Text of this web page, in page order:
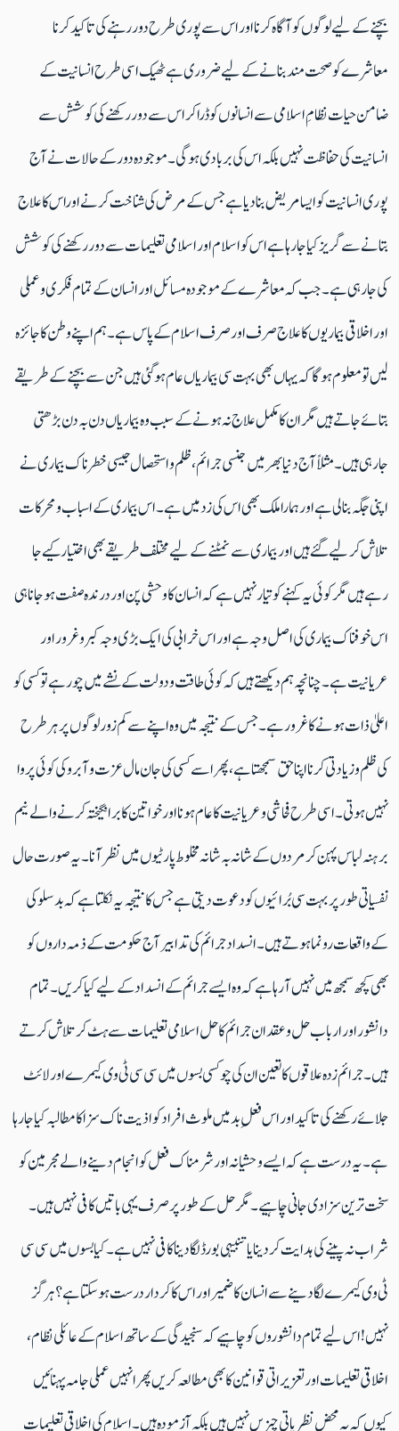
بچنے کے لیے لوگوں کو آگاہ کرنا اور اس سے پوری طرح دور رہنے کی تاکید کرنا
معاشرے کو صحت مند بنانے کے لیے ضروری ہے ٹھیک اسی طرح انسانیت کے
ضامن حیات نظامِ اسلامی سے انسانوں کو ڈرا کراس سے دور رکھنے کی کوشش سے
انسانیت کی حفاظت نہیں بلکہ اس کی بربادی ہوگی۔ موجودہ دور کے حالات نے آج
پوری انسانیت کو ایسا مریض بنا دیا ہے جس کے مرض کی شناخت کرنے اوراس کا علاج
بتانے سے گریز کیا جا رہا ہے اس کو اسلام اور اسلامی تعلیمات سے دور رکھنے کی کوشش
کی جا رہی ہے۔ جب کہ معاشرے کے موجودہ مسائل اور انسان کے تمام فکری وعملی
اور اخلاقی بیماریوں کا علاج صرف اور صرف اسلام کے پاس ہے۔ہم اپنے وطن کا جائزہ
لیں تو معلوم ہوگا کہ یہاں بھی بہت سی بیماریاں عام ہوگئی ہیں جن سے بچنے کے طریقے
بتائے جاتے ہیں مگر ان کا مکمل علاج نہ ہونے کے سبب وہ بیماریاں دن بہ دن بڑھتی
جارہی ہیں۔ مثلاً آج دنیا بھر میں جنسی جرائم، ظلم و استحصال جیسی خطرناک بیماری نے
اپنی جگہ بنالی ہے اور ہمارا ملک بھی اس کی زد میں ہے۔ اس بیماری کے اسباب ومحرکات
تلاش کرلیے گئے ہیں اور بیماری سے نمٹنے کے لیے مختلف طریقے بھی اختیار کیے جا
رہے ہیں مگر کوئی یہ کہنے کو تیار نہیں ہے کہ انسان کا وحشی پن اور درندہ صفت ہو جانا ہی
اس خوفناک بیماری کی اصل وجہ ہے اور اس خرابی کی ایک بڑی وجہ کبر وغرور اور
عریانیت ہے۔ چنانچہ ہم دیکھتے ہیں کہ کوئی طاقت و دولت کے نشے میں چور ہے تو کسی کو
اعلیٰ ذات ہونے کا غرور ہے۔ جس کے نتیجہ میں وہ اپنے سے کم زور لوگوں پر ہر طرح
کی ظلم و زیادتی کرنا اپنا حق سمجھتا ہے، پھر اسے کسی کی جان مال عزت و آبرو کی کوئی پروا
نہیں ہوتی۔ اسی طرح فحاشی و عریانیت کا عام ہونا اور خواتین کا برانگیختہ کرنے والے نیم
برہنہ لباس پہن کر مردوں کے شانہ بہ شانہ مخلوط پارٹیوں میں نظر آنا۔ یہ صورت حال
نفسیاتی طور پر بہت سی بُرائیوں کو دعوت دیتی ہے جس کا نتیجہ یہ نکلتا ہے کہ بدسلوکی
کے واقعات رونما ہوتے ہیں۔ انسدادجرائم کی تدابیر آج حکومت کے ذمہ داروں کو
بھی کچھ سمجھ میں نہیں آ رہا ہے کہ وہ ایسے جرائم کے انسداد کے لیے کیا کریں۔ تمام
دانشور اور ارباب حل وعقد ان جرائم کا حل اسلامی تعلیمات سے ہٹ کر تلاش کرتے
ہیں۔ جرائم زدہ علاقوں کا تعین ان کی چوکسی بسوں میں سی سی ٹی وی کیمرے اور لائٹ
جلائے رکھنے کی تاکید اور اس فعلِ بد میں ملوث افراد کو اذیت ناک سزا کا مطالبہ کیا جا رہا
ہے۔ یہ درست ہے کہ ایسے وحشیانہ اور شرمناک فعل کو انجام دینے والے مجرمین کو
سخت ترین سزا دی جانی چاہیے۔ مگر حل کے طور پر صرف یہی باتیں کافی نہیں ہیں۔
شراب نہ پینے کی ہدایت کر دینا یا تنبیہی بورڈ لگا دینا کافی نہیں ہے۔ کیا بسوں میں سی سی
ٹی وی کیمرے لگا دینے سے انسان کا ضمیر اور اس کا کردار درست ہوسکتا ہے؟ ہرگز
نہیں! اس لیے تمام دانشوروں کو چاہیے کہ سنجیدگی کے ساتھ اسلام کے عائلی نظام،
اخلاقی تعلیمات اور تعزیراتی قوانین کا بھی مطالعہ کریں پھر انہیں عملی جامہ پہنائیں
کیوں کہ یہ محض نظریاتی چیزیں نہیں ہیں بلکہ آزمودہ ہیں۔ اسلام کی اخلاقی تعلیمات